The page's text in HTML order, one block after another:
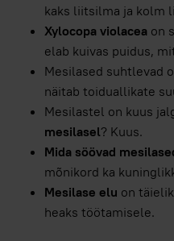
kaks liitsilma ja kolm
Xylocopa violacea on
elab kuivas puidus,
Mesilased suhtlevad
näitab toiduallikate
Mesilastel on kuus
mesilasel? Kuus.
Mida söövad
mõnikord ka
Mesilase elu on
heaks töötamisele.